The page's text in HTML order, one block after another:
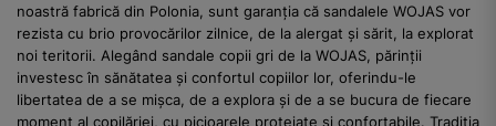
noastră fabrică din Polonia, sunt garanția că sandalele WOJAS vor
rezista cu brio provocărilor zilnice, de la alergat și sărit, la explorat
noi teritorii. Alegând sandale copii gri de la WOJAS, părinții
investesc în sănătatea și confortul copiilor lor, oferindu-le
libertatea de a se mișca, de a explora și de a se bucura de fiecare
moment al copilăriei, cu picioarele protejate și confortabile. Traditia